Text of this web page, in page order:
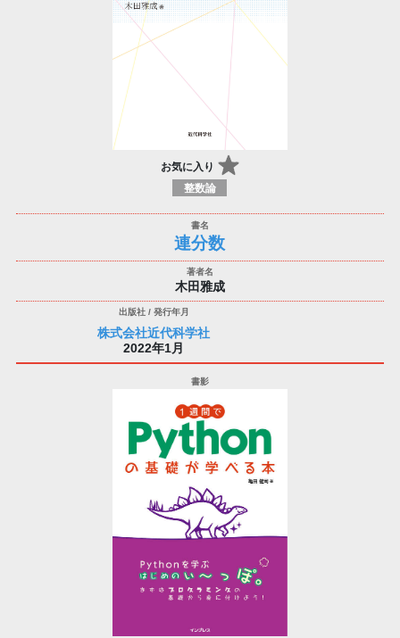
お気に入り
整数論
連分数
木田雅成
株式会社近代科学社
2022年1月